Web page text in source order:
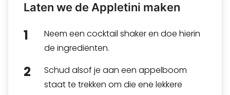
Laten we de Appletini maken
Neem een cocktail shaker en doe hierin
de ingrediënten.
Schud alsof je aan een appelboom
staat te trekken om die ene lekkere